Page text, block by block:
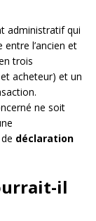
administratif qui
l’ancien et
trois
acheteur) et un
ne soit
déclaration
il